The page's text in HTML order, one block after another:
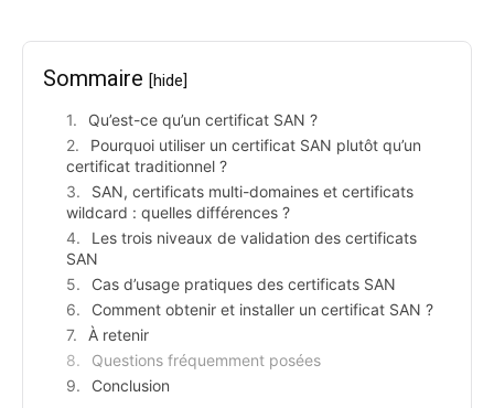
Sommaire [hide]
Qu’est-ce qu’un certificat SAN ?
Pourquoi utiliser un certificat SAN plutôt qu’un
certificat traditionnel ?
SAN, certificats multi-domaines et certificats
wildcard : quelles différences ?
Les trois niveaux de validation des certificats
SAN
Cas d’usage pratiques des certificats SAN
Comment obtenir et installer un certificat SAN ?
À retenir
Questions fréquemment posées
Conclusion